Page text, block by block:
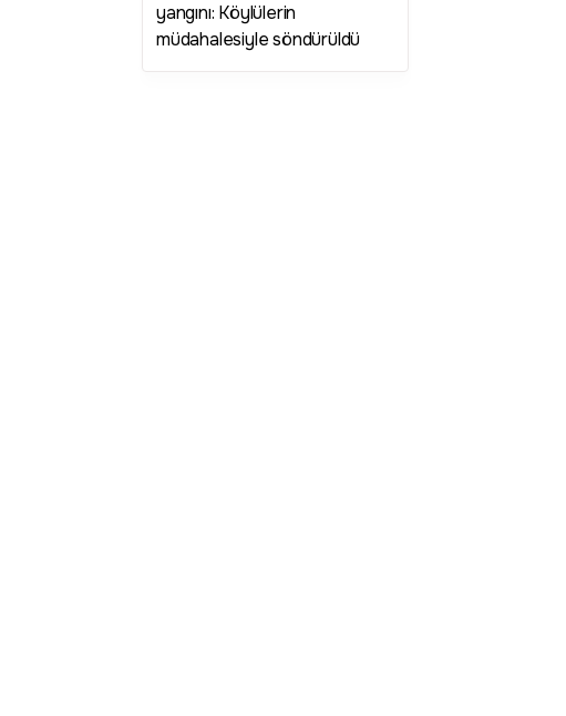
yangını: Köylülerin
müdahalesiyle söndürüldü